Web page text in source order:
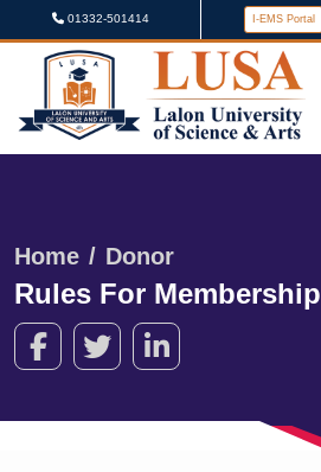
01332-501414 I-EMS Portal
Home Donor
Rules For Membership